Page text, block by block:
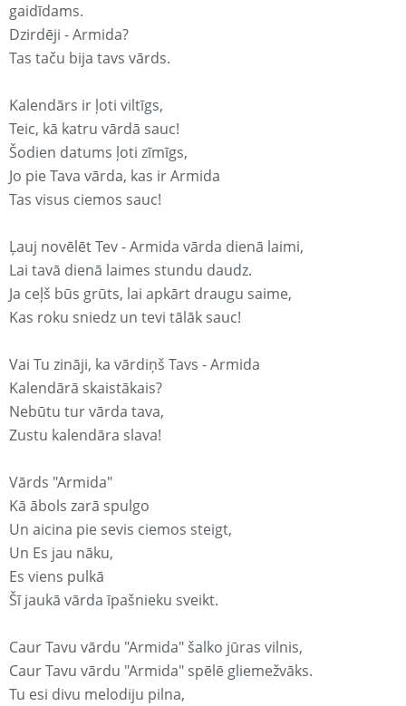
gaidīdams.
Dzirdēji - Armida?
Tas taču bija tavs vārds.
Kalendārs ir ļoti viltīgs,
Teic, kā katru vārdā sauc!
Šodien datums ļoti zīmīgs,
Jo pie Tava vārda, kas ir Armida
Tas visus ciemos sauc!
Ļauj novēlēt Tev - Armida vārda dienā laimi,
Lai tavā dienā laimes stundu daudz.
Ja ceļš būs grūts, lai apkārt draugu saime,
Kas roku sniedz un tevi tālāk sauc!
Vai Tu zināji, ka vārdiņš Tavs - Armida
Kalendārā skaistākais?
Nebūtu tur vārda tava,
Zustu kalendāra slava!
Vārds "Armida"
Kā ābols zarā spulgo
Un aicina pie sevis ciemos steigt,
Un Es jau nāku,
Es viens pulkā
Šī jaukā vārda īpašnieku sveikt.
Caur Tavu vārdu "Armida" šalko jūras vilnis,
Caur Tavu vārdu "Armida" spēlē gliemežvāks.
Tu esi divu melodiju pilna,